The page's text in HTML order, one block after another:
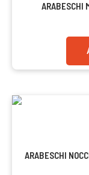
ARABESCHI
ARABESCHI